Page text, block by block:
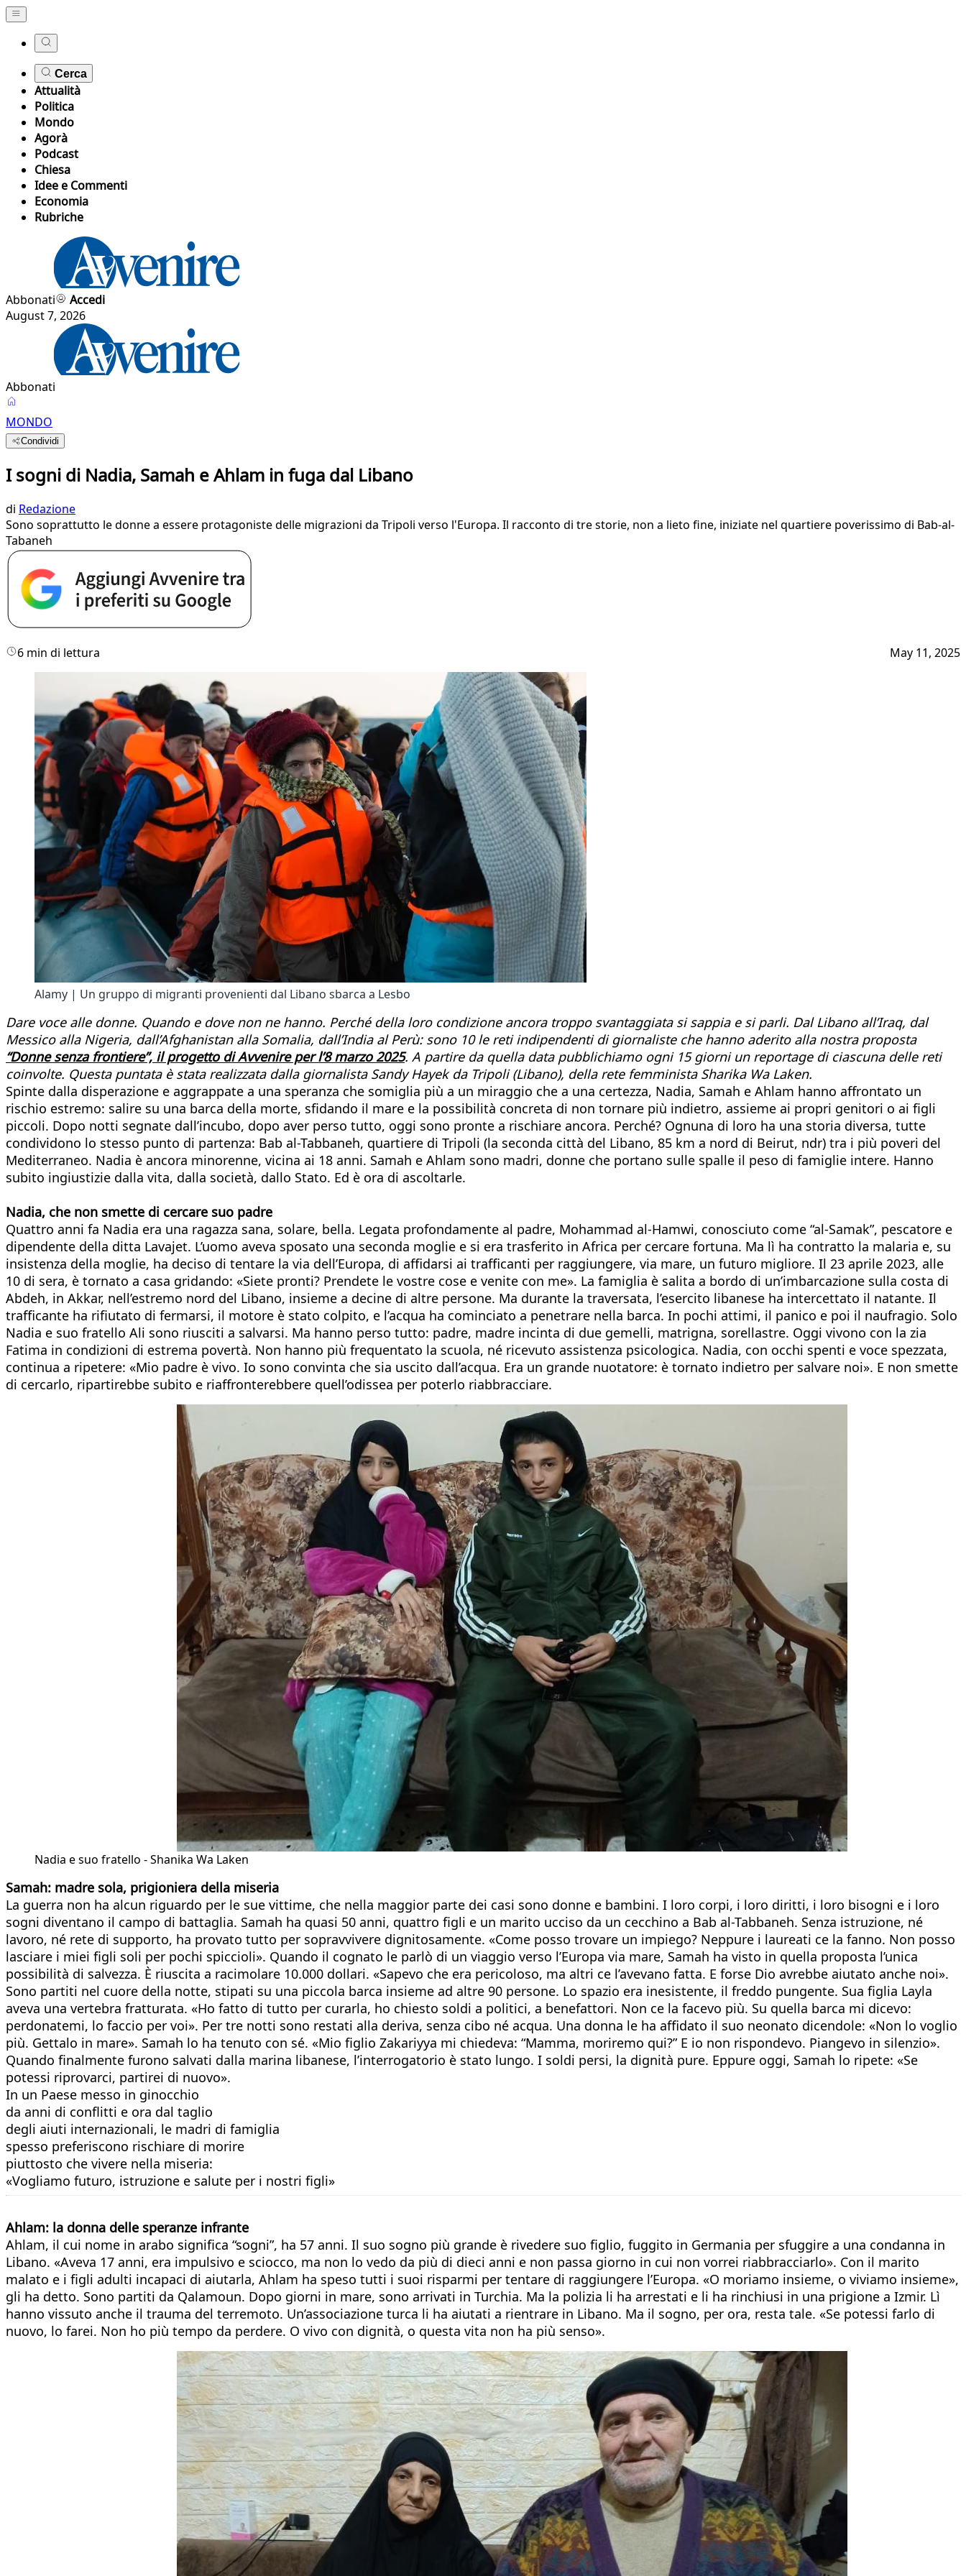
Cerca
Attualità
Politica
Mondo
Agorà
Podcast
Chiesa
Idee e Commenti
Economia
Rubriche
Abbonati
Accedi
August 7, 2026
Abbonati
MONDO
Condividi
I sogni di Nadia, Samah e Ahlam in fuga dal Libano
di Redazione
Sono soprattutto le donne a essere protagoniste delle migrazioni da Tripoli verso l'Europa. Il racconto di tre storie, non a lieto fine, iniziate nel quartiere poverissimo di Bab-al-
Tabaneh
6 min di lettura May 11, 2025
Alamy | Un gruppo di migranti provenienti dal Libano sbarca a Lesbo
Dare voce alle donne. Quando e dove non ne hanno. Perché della loro condizione ancora troppo svantaggiata si sappia e si parli. Dal Libano all’Iraq, dal
Messico alla Nigeria, dall’Afghanistan alla Somalia, dall’India al Perù: sono 10 le reti indipendenti di giornaliste che hanno aderito alla nostra proposta
“Donne senza frontiere”, il progetto di Avvenire per l’8 marzo 2025. A partire da quella data pubblichiamo ogni 15 giorni un reportage di ciascuna delle reti
coinvolte. Questa puntata è stata realizzata dalla giornalista Sandy Hayek da Tripoli (Libano), della rete femminista Sharika Wa Laken.
Spinte dalla disperazione e aggrappate a una speranza che somiglia più a un miraggio che a una certezza, Nadia, Samah e Ahlam hanno affrontato un
rischio estremo: salire su una barca della morte, sfidando il mare e la possibilità concreta di non tornare più indietro, assieme ai propri genitori o ai figli
piccoli. Dopo notti segnate dall’incubo, dopo aver perso tutto, oggi sono pronte a rischiare ancora. Perché? Ognuna di loro ha una storia diversa, tutte
condividono lo stesso punto di partenza: Bab al-Tabbaneh, quartiere di Tripoli (la seconda città del Libano, 85 km a nord di Beirut, ndr) tra i più poveri del
Mediterraneo. Nadia è ancora minorenne, vicina ai 18 anni. Samah e Ahlam sono madri, donne che portano sulle spalle il peso di famiglie intere. Hanno
subito ingiustizie dalla vita, dalla società, dallo Stato. Ed è ora di ascoltarle.
Nadia, che non smette di cercare suo padre
Quattro anni fa Nadia era una ragazza sana, solare, bella. Legata profondamente al padre, Mohammad al-Hamwi, conosciuto come “al-Samak”, pescatore e
dipendente della ditta Lavajet. L’uomo aveva sposato una seconda moglie e si era trasferito in Africa per cercare fortuna. Ma lì ha contratto la malaria e, su
insistenza della moglie, ha deciso di tentare la via dell’Europa, di affidarsi ai trafficanti per raggiungere, via mare, un futuro migliore. Il 23 aprile 2023, alle
10 di sera, è tornato a casa gridando: «Siete pronti? Prendete le vostre cose e venite con me». La famiglia è salita a bordo di un’imbarcazione sulla costa di
Abdeh, in Akkar, nell’estremo nord del Libano, insieme a decine di altre persone. Ma durante la traversata, l’esercito libanese ha intercettato il natante. Il
trafficante ha rifiutato di fermarsi, il motore è stato colpito, e l’acqua ha cominciato a penetrare nella barca. In pochi attimi, il panico e poi il naufragio. Solo
Nadia e suo fratello Ali sono riusciti a salvarsi. Ma hanno perso tutto: padre, madre incinta di due gemelli, matrigna, sorellastre. Oggi vivono con la zia
Fatima in condizioni di estrema povertà. Non hanno più frequentato la scuola, né ricevuto assistenza psicologica. Nadia, con occhi spenti e voce spezzata,
continua a ripetere: «Mio padre è vivo. Io sono convinta che sia uscito dall’acqua. Era un grande nuotatore: è tornato indietro per salvare noi». E non smette
di cercarlo, ripartirebbe subito e riaffronterebbere quell’odissea per poterlo riabbracciare.
Nadia e suo fratello - Shanika Wa Laken
Samah: madre sola, prigioniera della miseria
La guerra non ha alcun riguardo per le sue vittime, che nella maggior parte dei casi sono donne e bambini. I loro corpi, i loro diritti, i loro bisogni e i loro
sogni diventano il campo di battaglia. Samah ha quasi 50 anni, quattro figli e un marito ucciso da un cecchino a Bab al-Tabbaneh. Senza istruzione, né
lavoro, né rete di supporto, ha provato tutto per sopravvivere dignitosamente. «Come posso trovare un impiego? Neppure i laureati ce la fanno. Non posso
lasciare i miei figli soli per pochi spiccioli». Quando il cognato le parlò di un viaggio verso l’Europa via mare, Samah ha visto in quella proposta l’unica
possibilità di salvezza. È riuscita a racimolare 10.000 dollari. «Sapevo che era pericoloso, ma altri ce l’avevano fatta. E forse Dio avrebbe aiutato anche noi».
Sono partiti nel cuore della notte, stipati su una piccola barca insieme ad altre 90 persone. Lo spazio era inesistente, il freddo pungente. Sua figlia Layla
aveva una vertebra fratturata. «Ho fatto di tutto per curarla, ho chiesto soldi a politici, a benefattori. Non ce la facevo più. Su quella barca mi dicevo:
perdonatemi, lo faccio per voi». Per tre notti sono restati alla deriva, senza cibo né acqua. Una donna le ha affidato il suo neonato dicendole: «Non lo voglio
più. Gettalo in mare». Samah lo ha tenuto con sé. «Mio figlio Zakariyya mi chiedeva: “Mamma, moriremo qui?” E io non rispondevo. Piangevo in silenzio».
Quando finalmente furono salvati dalla marina libanese, l’interrogatorio è stato lungo. I soldi persi, la dignità pure. Eppure oggi, Samah lo ripete: «Se
potessi riprovarci, partirei di nuovo».
In un Paese messo in ginocchio
da anni di conflitti e ora dal taglio
degli aiuti internazionali, le madri di famiglia
spesso preferiscono rischiare di morire
piuttosto che vivere nella miseria:
«Vogliamo futuro, istruzione e salute per i nostri figli»
Ahlam: la donna delle speranze infrante
Ahlam, il cui nome in arabo significa “sogni”, ha 57 anni. Il suo sogno più grande è rivedere suo figlio, fuggito in Germania per sfuggire a una condanna in
Libano. «Aveva 17 anni, era impulsivo e sciocco, ma non lo vedo da più di dieci anni e non passa giorno in cui non vorrei riabbracciarlo». Con il marito
malato e i figli adulti incapaci di aiutarla, Ahlam ha speso tutti i suoi risparmi per tentare di raggiungere l’Europa. «O moriamo insieme, o viviamo insieme»,
gli ha detto. Sono partiti da Qalamoun. Dopo giorni in mare, sono arrivati in Turchia. Ma la polizia li ha arrestati e li ha rinchiusi in una prigione a Izmir. Lì
hanno vissuto anche il trauma del terremoto. Un’associazione turca li ha aiutati a rientrare in Libano. Ma il sogno, per ora, resta tale. «Se potessi farlo di
nuovo, lo farei. Non ho più tempo da perdere. O vivo con dignità, o questa vita non ha più senso».